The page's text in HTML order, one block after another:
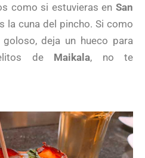
como si estuvieras en San
la cuna del pincho. Si como
deja un hueco para
de Maikala, no te